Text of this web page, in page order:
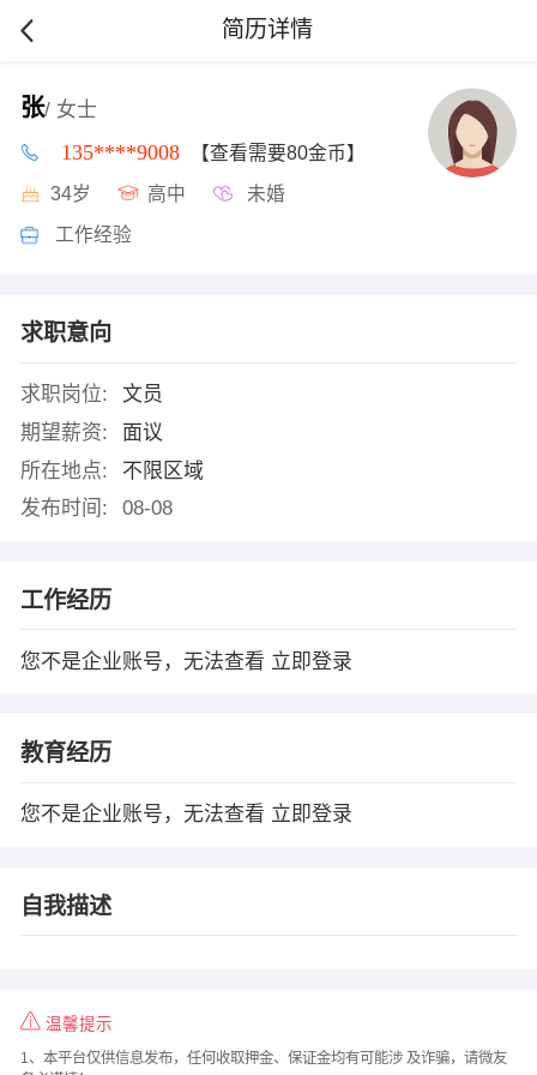
简历详情
张/ 女士
135****9008 【查看需要80金币】
34岁 高中 未婚
工作经验
求职意向
求职岗位:
文员
期望薪资:
面议
所在地点:
不限区域
发布时间:
08-08
工作经历
您不是企业账号，无法查看 立即登录
教育经历
您不是企业账号，无法查看 立即登录
自我描述
温馨提示
1、本平台仅供信息发布，任何收取押金、保证金均有可能涉 及诈骗，请微友